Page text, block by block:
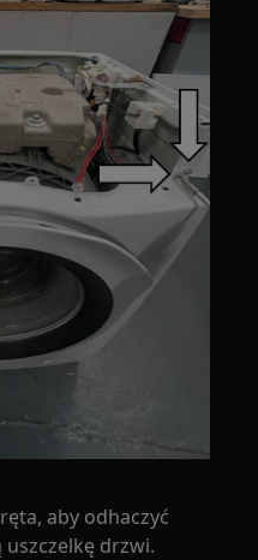
aby odhaczyć
uszczelkę drzwi.